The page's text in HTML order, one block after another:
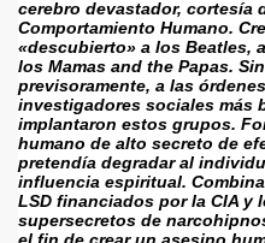
cerebro devastador, cortesía
Comportamiento Humano.
«descubierto» a los Beatles,
los Mamas and the Papas.
previsoramente, a las
investigadores sociales más
implantaron estos grupos.
humano de alto secreto de
pretendía degradar al
influencia espiritual.
LSD financiados por la CIA y
supersecretos de